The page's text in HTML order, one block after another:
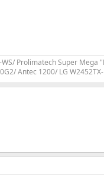
Prolimatech Super
Antec 1200/ LG